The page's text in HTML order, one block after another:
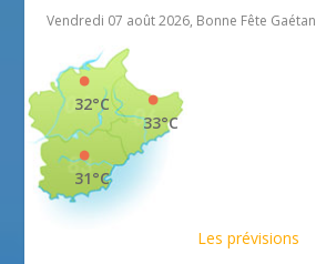
Vendredi 07 août 2026, Bonne Fête Gaétan
33°C
32°C
31°C
Les prévisions